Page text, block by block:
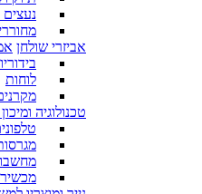
אביזרי שולחן
לוחות
טכנולוגיה